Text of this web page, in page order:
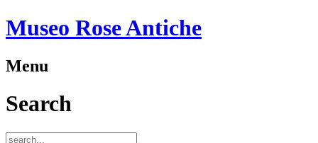
Museo Rose Antiche
Menu
Search